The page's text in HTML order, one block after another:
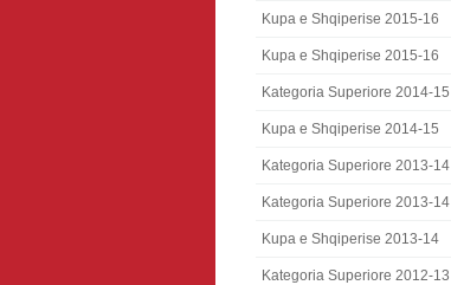
Kupa e Shqiperise 2015-16
Kupa e Shqiperise 2015-16
Kategoria Superiore 2014-15
Kupa e Shqiperise 2014-15
Kategoria Superiore 2013-14
Kategoria Superiore 2013-14
Kupa e Shqiperise 2013-14
Kategoria Superiore 2012-13